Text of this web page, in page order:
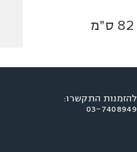
להזמנות התקשרו:
03-7408949